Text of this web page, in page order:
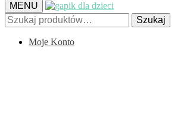
MENU
Szukaj:
Szukaj
Moje Konto